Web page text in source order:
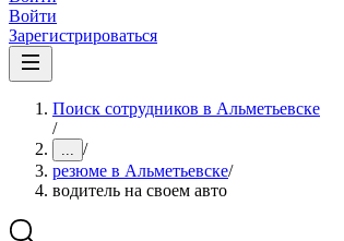
Войти
Зарегистрироваться
Поиск сотрудников в Альметьевске
/
... /
резюме в Альметьевске/
водитель на своем авто